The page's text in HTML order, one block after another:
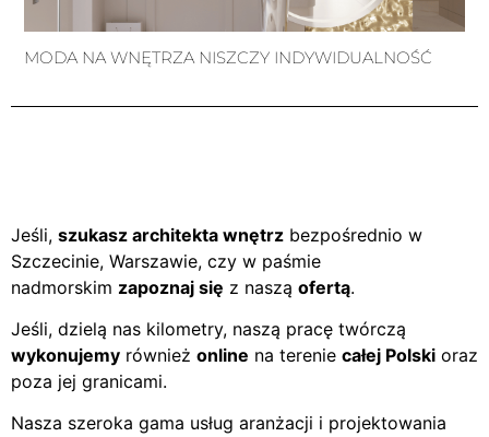
MODA NA WNĘTRZA NISZCZY INDYWIDUALNOŚĆ
Jeśli, szukasz architekta wnętrz bezpośrednio w
Szczecinie, Warszawie, czy w paśmie
nadmorskim zapoznaj się z naszą ofertą.
Jeśli, dzielą nas kilometry, naszą pracę twórczą
wykonujemy również online na terenie całej Polski oraz
poza jej granicami.
Nasza szeroka gama usług aranżacji i projektowania